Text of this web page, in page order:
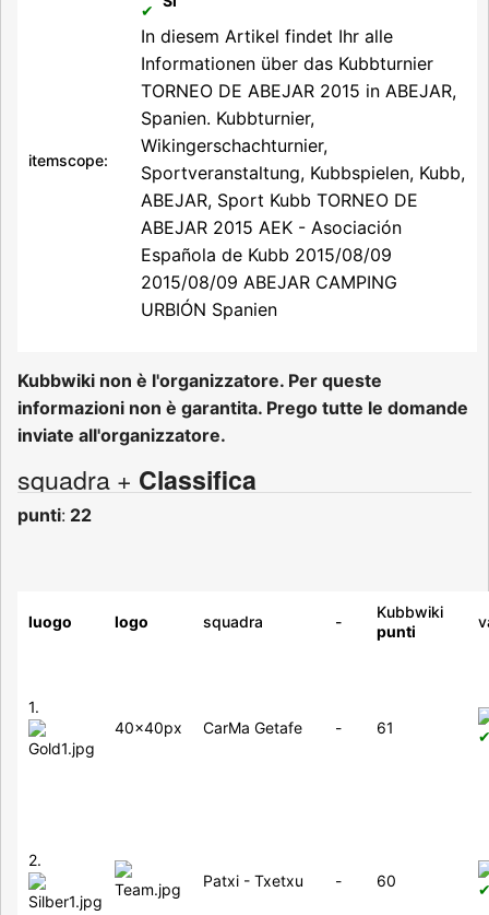
itemscope:
In diesem Artikel findet Ihr alle
Informationen über das Kubbturnier
TORNEO DE ABEJAR 2015 in ABEJAR,
Spanien. Kubbturnier,
Wikingerschachturnier,
Sportveranstaltung, Kubbspielen, Kubb,
ABEJAR, Sport Kubb TORNEO DE
ABEJAR 2015 AEK - Asociación
Española de Kubb 2015/08/09
2015/08/09 ABEJAR CAMPING
URBIÓN Spanien
Kubbwiki non è l'organizzatore. Per queste
informazioni non è garantita. Prego tutte le domande
inviate all'organizzatore.
squadra + Classifica
punti: 22
luogo logo squadra -
Kubbwiki
punti
1.
40x40px
CarMa Getafe - 61
2.
Patxi - Txetxu
- 60